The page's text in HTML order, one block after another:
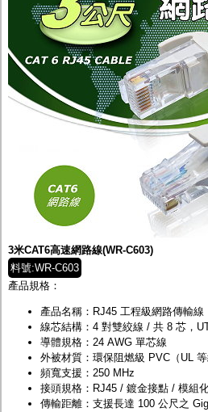
3米CAT6高速網路線(WR-C603)
料號:WR-C603
產品規格：
產品名稱：RJ45 工程級網路傳輸線
線芯結構：4 對雙絞線 / 共 8 芯，
導體規格：24 AWG 單芯線
外被材質：環保阻燃級 PVC（UL 等
頻寬支援：250 MHz
接頭規格：RJ45 / 鍍金接點 / 模組
傳輸距離：支援長達 100 公尺之